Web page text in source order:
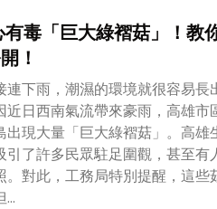
毒「巨大綠褶菇」！教
！
連下雨，潮濕的環境就很容易長
近日西南氣流帶來豪雨，高雄市
出現大量「巨大綠褶菇」。高雄
引了許多民眾駐足圍觀，甚至有
。對此，工務局特別提醒，這些